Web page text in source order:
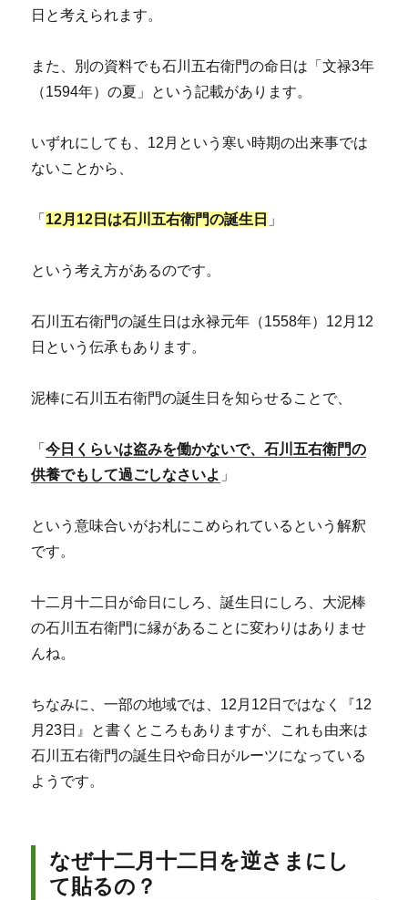
日と考えられます。
また、別の資料でも石川五右衛門の命日は「文禄3年
（1594年）の夏」という記載があります。
いずれにしても、12月という寒い時期の出来事では
ないことから、
「 12月12日は石川五右衛門の誕生日 」
という考え方があるのです。
石川五右衛門の誕生日は永禄元年（1558年）12月12
日という伝承もあります。
泥棒に石川五右衛門の誕生日を知らせることで、
「今日くらいは盗みを働かないで、石川五右衛門の
供養でもして過ごしなさいよ 」
という意味合いがお札にこめられているという解釈
です。
十二月十二日が命日にしろ、誕生日にしろ、大泥棒
の石川五右衛門に縁があることに変わりはありませ
んね。
ちなみに、一部の地域では、12月12日ではなく『12
月23日』と書くところもありますが、これも由来は
石川五右衛門の誕生日や命日がルーツになっている
ようです。
なぜ十二月十二日を逆さまにし
て貼るの？